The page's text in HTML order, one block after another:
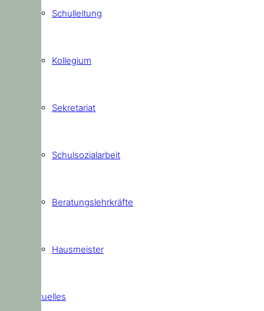
Schulleitung
Kollegium
Sekretariat
Schulsozialarbeit
Beratungslehrkräfte
Hausmeister
Aktuelles